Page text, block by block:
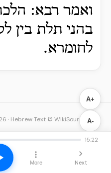
ואמר רבא:
בהני תלת בין
לחומרא.
A+
A-
15:22
More Next
· Hebrew Text © WikiSource